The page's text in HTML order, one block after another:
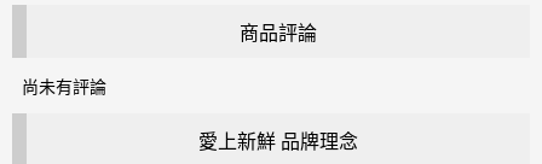
商品評論
尚未有評論
愛上新鮮 品牌理念